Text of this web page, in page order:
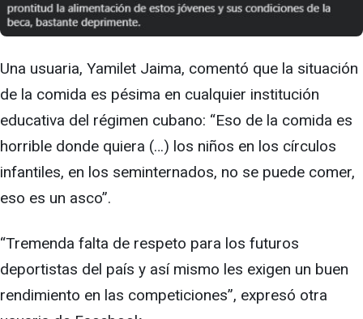
Una usuaria, Yamilet Jaima, comentó que la situación
de la comida es pésima en cualquier institución
educativa del régimen cubano: “Eso de la comida es
horrible donde quiera (…) los niños en los círculos
infantiles, en los seminternados, no se puede comer,
eso es un asco”.
“Tremenda falta de respeto para los futuros
deportistas del país y así mismo les exigen un buen
rendimiento en las competiciones”, expresó otra